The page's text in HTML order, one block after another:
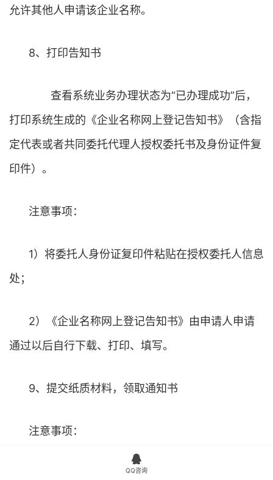
允许其他人申请该企业名称。
8、打印告知书
查看系统业务办理状态为“已办理成功”后，
打印系统生成的《企业名称网上登记告知书》（含指
定代表或者共同委托代理人授权委托书及身份证件复
印件）。
注意事项：
1）将委托人身份证复印件粘贴在授权委托人信息
处；
2）《企业名称网上登记告知书》由申请人申请
通过以后自行下载、打印、填写。
9、提交纸质材料，领取通知书
注意事项：

QQ咨询